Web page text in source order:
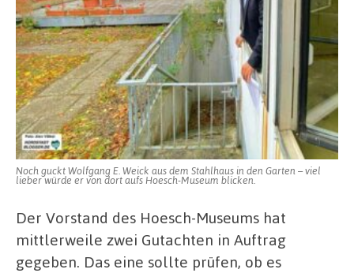
Noch guckt Wolfgang E. Weick aus dem Stahlhaus in den Garten – viel
lieber würde er von dort aufs Hoesch-Museum blicken.
Der Vorstand des Hoesch-Museums hat
mittlerweile zwei Gutachten in Auftrag
gegeben. Das eine sollte prüfen, ob es